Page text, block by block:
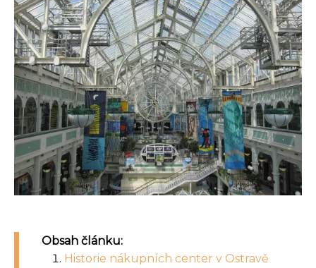
Obsah článku:
Historie nákupních center v Ostravě